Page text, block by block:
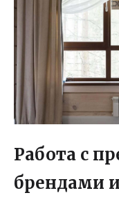
Работа с
брендами